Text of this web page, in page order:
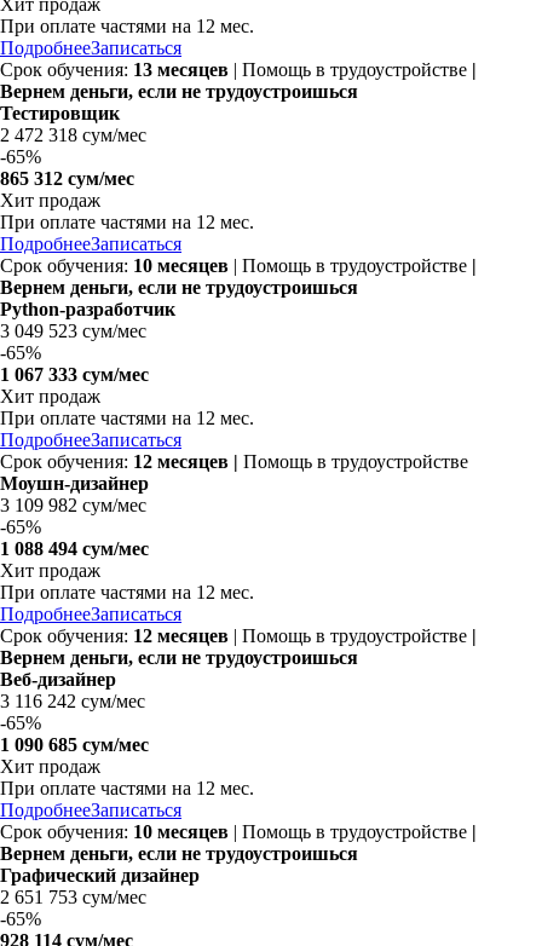
Хит продаж
При оплате частями на 12 мес.
ПодробнееЗаписаться
Срок обучения: 13 месяцев | Помощь в трудоустройстве |
Вернем деньги, если не трудоустроишься
Тестировщик
2 472 318 сум/мес
-65%
865 312 сум/мес
Хит продаж
При оплате частями на 12 мес.
ПодробнееЗаписаться
Срок обучения: 10 месяцев | Помощь в трудоустройстве |
Вернем деньги, если не трудоустроишься
Python-разработчик
3 049 523 сум/мес
-65%
1 067 333 сум/мес
Хит продаж
При оплате частями на 12 мес.
ПодробнееЗаписаться
Срок обучения: 12 месяцев | Помощь в трудоустройстве
Моушн-дизайнер
3 109 982 сум/мес
-65%
1 088 494 сум/мес
Хит продаж
При оплате частями на 12 мес.
ПодробнееЗаписаться
Срок обучения: 12 месяцев | Помощь в трудоустройстве |
Вернем деньги, если не трудоустроишься
Веб-дизайнер
3 116 242 сум/мес
-65%
1 090 685 сум/мес
Хит продаж
При оплате частями на 12 мес.
ПодробнееЗаписаться
Срок обучения: 10 месяцев | Помощь в трудоустройстве |
Вернем деньги, если не трудоустроишься
Графический дизайнер
2 651 753 сум/мес
-65%
928 114 сум/мес